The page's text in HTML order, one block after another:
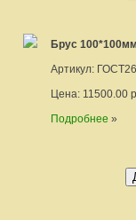
Брус
Артикул:
Цена: 11500.00
Подробнее »